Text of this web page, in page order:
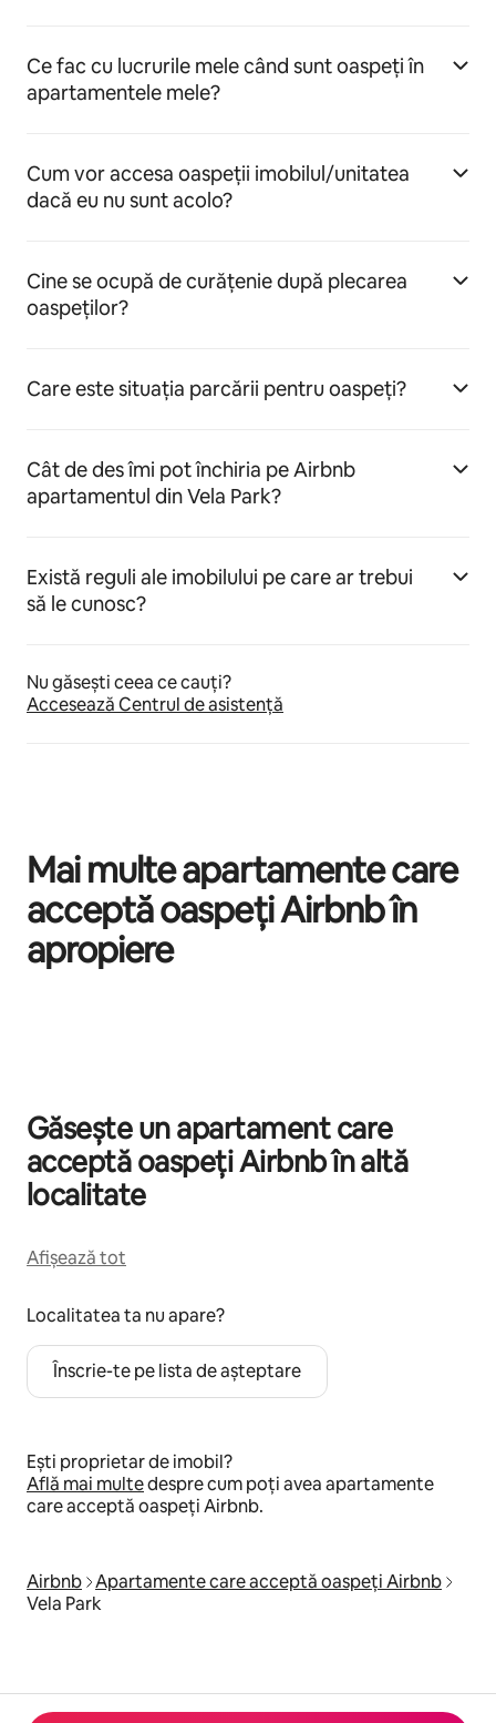
Ce fac cu lucrurile mele când sunt oaspeți în
apartamentele mele?
Cum vor accesa oaspeții imobilul/unitatea
dacă eu nu sunt acolo?
Cine se ocupă de curățenie după plecarea
oaspeților?
Care este situația parcării pentru oaspeți?
Cât de des îmi pot închiria pe Airbnb
apartamentul din Vela Park?
Există reguli ale imobilului pe care ar trebui
să le cunosc?
Nu găsești ceea ce cauți?
Accesează Centrul de asistență
Mai multe apartamente care
acceptă oaspeți Airbnb în
apropiere
Găsește un apartament care
acceptă oaspeți Airbnb în altă
localitate
Afișează tot
Localitatea ta nu apare?
Înscrie-te pe lista de așteptare
Ești proprietar de imobil?
Află mai multedespre cum poți avea apartamente
care acceptă oaspeți Airbnb.
Airbnb Apartamente care acceptă oaspeți Airbnb
Vela Park